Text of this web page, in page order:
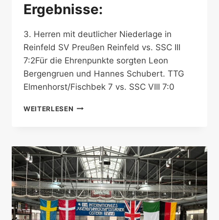
Ergebnisse:
3. Herren mit deutlicher Niederlage in
Reinfeld SV Preußen Reinfeld vs. SSC III
7:2Für die Ehrenpunkte sorgten Leon
Bergengruen und Hannes Schubert. TTG
Elmenhorst/Fischbek 7 vs. SSC VIII 7:0
WEITERLESEN ERGEBNISSE: